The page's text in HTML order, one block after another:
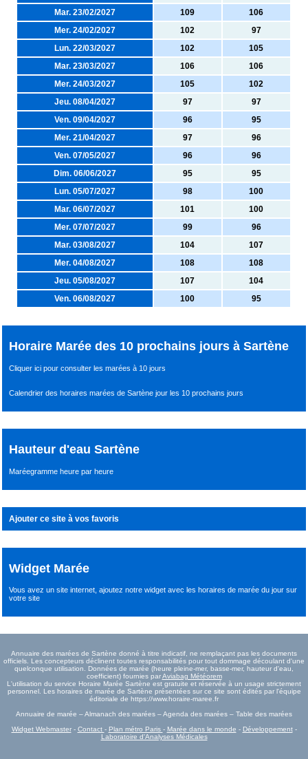
Mar. 23/02/2027
109
106
Mer. 24/02/2027
102
97
Lun. 22/03/2027
102
105
Mar. 23/03/2027
106
106
Mer. 24/03/2027
105
102
Jeu. 08/04/2027
97
97
Ven. 09/04/2027
96
95
Mer. 21/04/2027
97
96
Ven. 07/05/2027
96
96
Dim. 06/06/2027
95
95
Lun. 05/07/2027
98
100
Mar. 06/07/2027
101
100
Mer. 07/07/2027
99
96
Mar. 03/08/2027
104
107
Mer. 04/08/2027
108
108
Jeu. 05/08/2027
107
104
Ven. 06/08/2027
100 95
Horaire Marée des 10 prochains jours à Sartène
Cliquer ici pour consulter les marées à 10 jours
Calendrier des horaires marées de Sartène jour les 10 prochains jours
Hauteur d'eau Sartène
Maréegramme heure par heure
Ajouter ce site à vos favoris
Widget Marée
Vous avez un site internet,ajoutez notre widget avec les horaires de marée du joursur
votre site
Annuaire des marées de Sartène donné à titre indicatif, ne remplaçant pas les documents
officiels. Les concepteurs déclinent toutes responsabilités pour tout dommage découlant d'une
quelconque utilisation. Données de marée (heure pleine-mer, basse-mer, hauteur d'eau,
coefficient) fournies parAviabag Météorem
L'utilisation du service Horaire Marée Sartène est gratuite et réservée à un usage strictement
personnel. Les horaires de marée de Sartène présentées sur ce site sont édités par l'équipe
éditoriale de https://www.horaire-maree.fr
Annuaire de marée – Almanach des marées – Agenda des marées – Table des marées
Widget Webmaster- Contact - Plan métro Paris - Marée dans le monde - Développement-
Laboratoire d'Analyses Médicales